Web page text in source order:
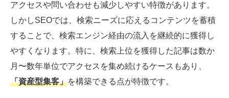
アクセスや問い合わせも減少しやすい特徴があります。
しかしSEOでは、検索ニーズに応えるコンテンツを蓄積
することで、検索エンジン経由の流入を継続的に獲得し
やすくなります。特に、検索上位を獲得した記事は数か
月〜数年単位でアクセスを集め続けるケースもあり、
「資産型集客」を構築できる点が特徴です。